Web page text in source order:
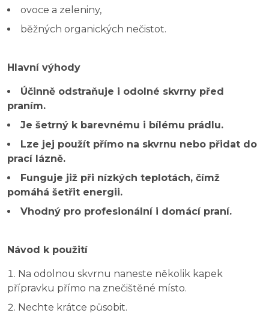
ovoce a zeleniny,
běžných organických nečistot.
Hlavní výhody
Účinně odstraňuje i odolné skvrny před
praním.
Je šetrný k barevnému i bílému prádlu.
Lze jej použít přímo na skvrnu nebo přidat do
prací lázně.
Funguje již při nízkých teplotách, čímž
pomáhá šetřit energii.
Vhodný pro profesionální i domácí praní.
Návod k použití
Na odolnou skvrnu naneste několik kapek
přípravku přímo na znečištěné místo.
Nechte krátce působit.